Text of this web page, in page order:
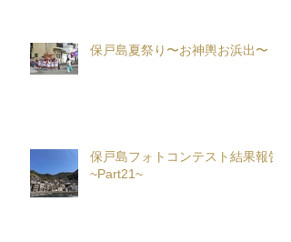
保戸島夏祭り〜お神輿お浜出〜
保戸島フォトコンテスト結果報告
~Part21~